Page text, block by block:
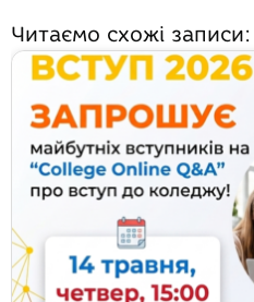
Читаємо схожі записи: